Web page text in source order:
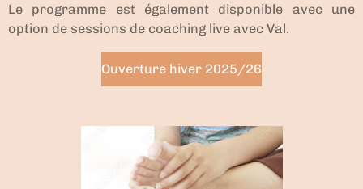
Le programme est également disponible avec une
option de sessions de coaching live avec Val.
Ouverture hiver 2025/26